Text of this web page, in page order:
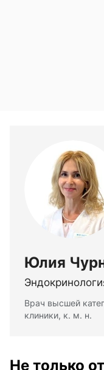
Юлия
Врач высшей
клиники, к. м. н.
Не только